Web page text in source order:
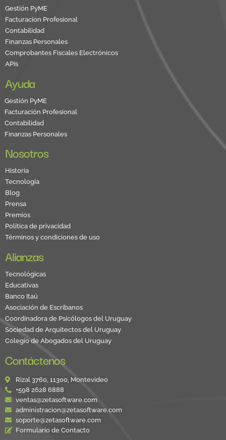
Gestión PyME
Facturacion Profesional
Contabilidad
Finanzas Personales
Comprobantes Fiscales Electrónicos
APIs
Ayuda
Gestión PyME
Facturación Profesional
Contabilidad
Finanzas Personales
Nosotros
Historia
Tecnología
Blog
Prensa
Premios
Política de privacidad
Términos y condiciones de uso
Alianzas
Tecnológicas
Educativas
Banco Itaú
Asociación de Escribanos
Coordinadora de Psicólogos del Uruguay
Sociedad de Arquitectos del Uruguay
Colegio de Abogados del Uruguay
Contáctenos
Rizal 3760, 11300, Montevideo
+598 2628 6888
ventas@zetasoftware.com
administracion@zetasoftware.com
soporte@zetasoftware.com
Formulario de Contacto